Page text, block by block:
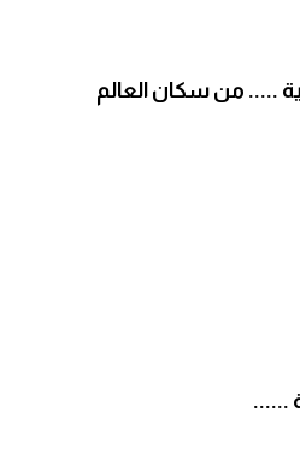
..... من سكان العالم
......